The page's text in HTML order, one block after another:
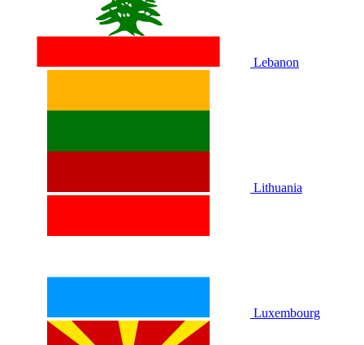
Lebanon
Lithuania
Luxembourg